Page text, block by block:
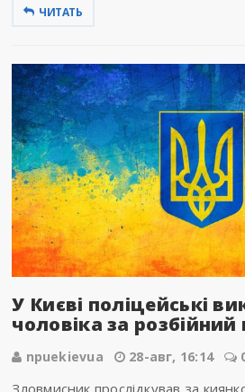
ЧИТАТЬ
У Києві поліцейські
чоловіка за
npuekievua 28-авг, 16:14
Зловмисник прослідкував за